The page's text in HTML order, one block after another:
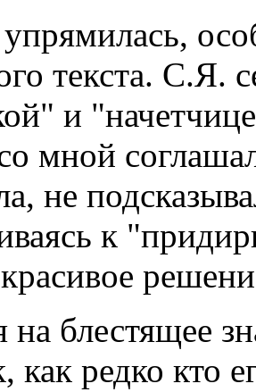
текста. С.Я.
и
мной
не
к
на блестящее
как редко кто